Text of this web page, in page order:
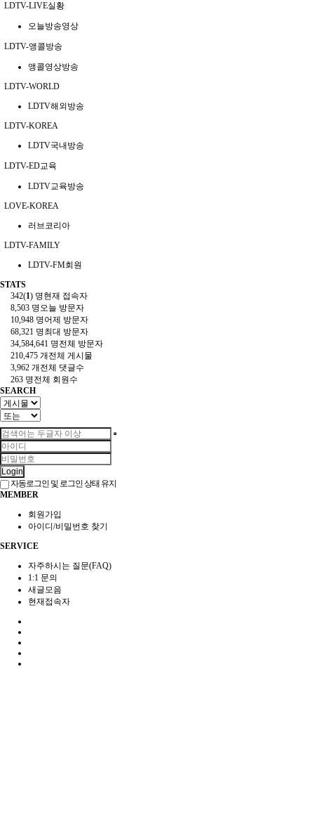
LDTV-LIVE실황
오늘방송영상
LDTV-앵콜방송
앵콜영상방송
LDTV-WORLD
LDTV해외방송
LDTV-KOREA
LDTV국내방송
LDTV-ED교육
LDTV교육방송
LOVE-KOREA
러브코리아
LDTV-FAMILY
LDTV-FM회원
STATS
342(1) 명현재 접속자
8,503 명오늘 방문자
10,948 명어제 방문자
68,321 명최대 방문자
34,584,641 명전체 방문자
210,475 개 전체 게시물
3,962 개 전체 댓글수
263 명전체 회원수
SEARCH
Login
자동로그인 및 로그인 상태 유지
MEMBER
회원가입
아이디/비밀번호 찾기
SERVICE
자주하시는 질문(FAQ)
1:1 문의
새글모음
현재접속자